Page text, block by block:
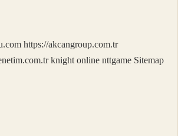
https://akcangroup.com.tr
knight online nttgame Sitemap